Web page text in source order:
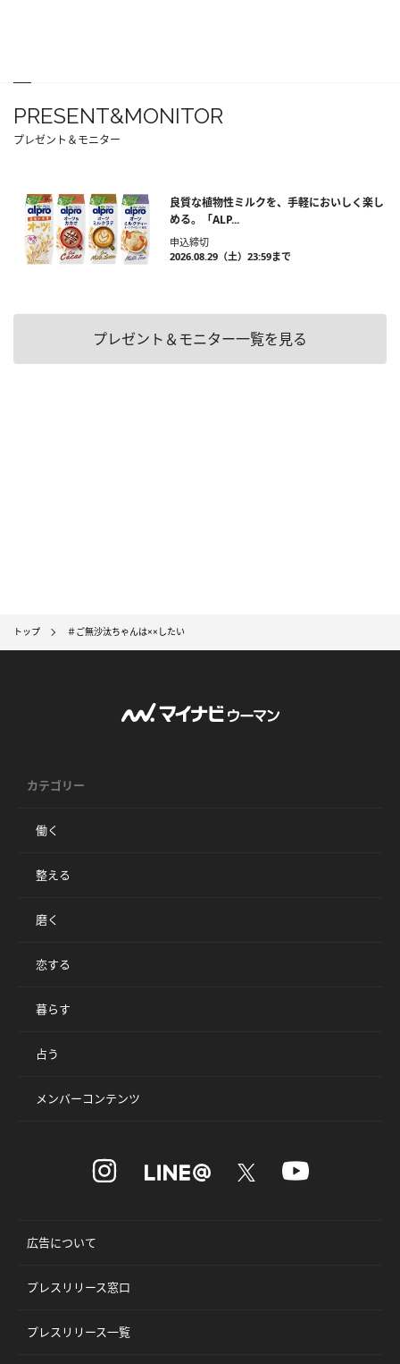
PRESENT&MONITOR
プレゼント＆モニター
良質な植物性ミルクを、手軽においしく楽し
める。「ALP...
申込締切
2026.08.29（土）23:59まで
プレゼント＆モニター一覧を見る
トップ ＃ご無沙汰ちゃんは××したい
カテゴリー
働く
整える
磨く
恋する
暮らす
占う
メンバーコンテンツ
広告について
プレスリリース窓口
プレスリリース一覧